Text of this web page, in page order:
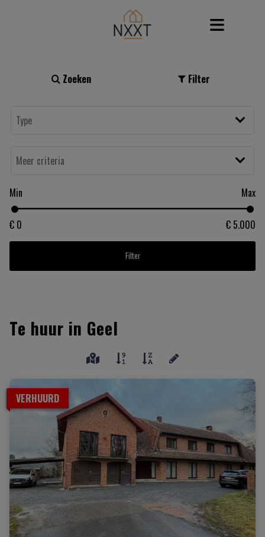
Zoeken Filter
Min Max
€ 0 € 5.000
Filter
Te huur in Geel
VERHUURD